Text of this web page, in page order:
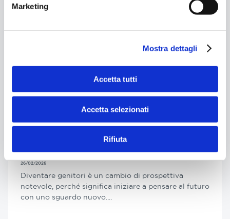
Marketing
Mostra dettagli
Accetta tutti
Accetta selezionati
Rifiuta
Quando si parla di risparmio e investimento, ogni
scelta nasce da un bisogno concreto: far crescere il
Risparmio e Investimento
Investimenti per genitori: come
costruire oggi il futuro economico
dei figli
26/02/2026
Diventare genitori è un cambio di prospettiva
notevole, perché significa iniziare a pensare al futuro
con uno sguardo nuovo....